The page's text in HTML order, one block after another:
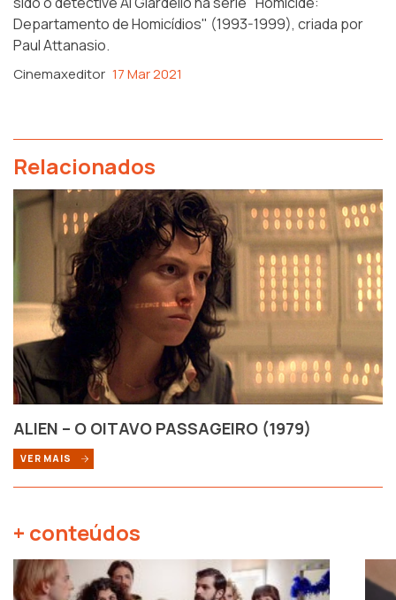
Departamento de Homicídios" (1993-1999), criada por
Paul Attanasio.
Cinemaxeditor 17 Mar 2021
Relacionados
ALIEN – O OITAVO PASSAGEIRO (1979)
VER MAIS
+ conteúdos